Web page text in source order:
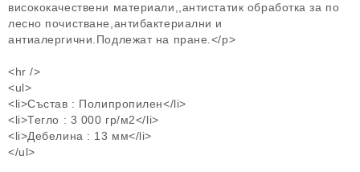
висококачествени материали,,антистатик обработка за по
лесно почистване,антибактериални и
антиалергични.Подлежат на пране.</p>
<hr />
<ul>
<li>Състав : Полипропилен</li>
<li>Тегло : 3 000 гр/м2</li>
<li>Дебелина : 13 мм</li>
</ul>